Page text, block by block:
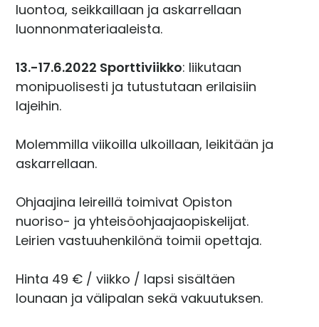
luontoa, seikkaillaan ja askarrellaan
luonnonmateriaaleista.
13.-17.6.2022 Sporttiviikko: liikutaan
monipuolisesti ja tutustutaan erilaisiin
lajeihin.
Molemmilla viikoilla ulkoillaan, leikitään ja
askarrellaan.
Ohjaajina leireillä toimivat Opiston
nuoriso- ja yhteisöohjaajaopiskelijat.
Leirien vastuuhenkilönä toimii opettaja.
Hinta 49 € / viikko / lapsi sisältäen
lounaan ja välipalan sekä vakuutuksen.